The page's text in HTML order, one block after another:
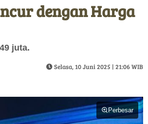
dengan Harga
juta.
Selasa, 10 Juni 2025 | 21:06 WIB
Perbesar